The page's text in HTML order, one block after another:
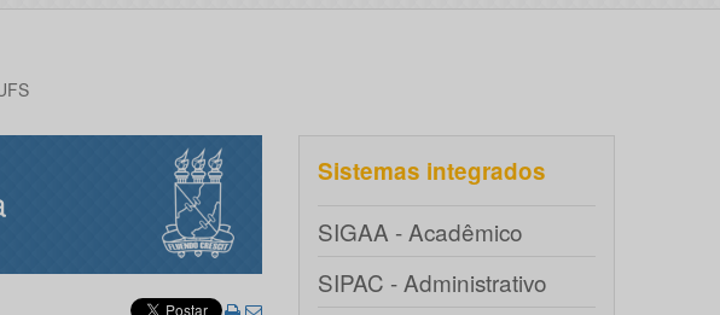
Sistemas integrados
SIGAA - Acadêmico
SIPAC - Administrativo